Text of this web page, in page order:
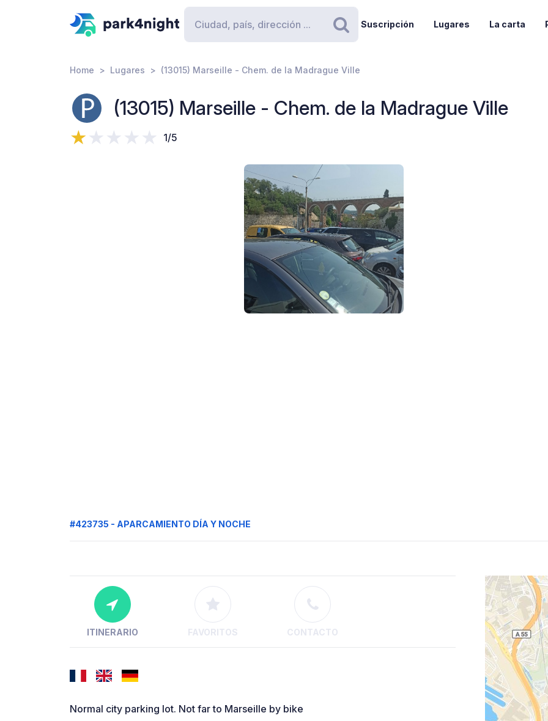
Buscar
Suscripción Lugares La carta
Home Lugares (13015) Marseille - Chem. de la Madrague Ville
(13015) Marseille - Chem. de la Madrague Ville
1/5
#423735 - APARCAMIENTO DÍA Y NOCHE
ITINERARIO FAVORITOS CONTACTO
Normal city parking lot. Not far to Marseille by bike